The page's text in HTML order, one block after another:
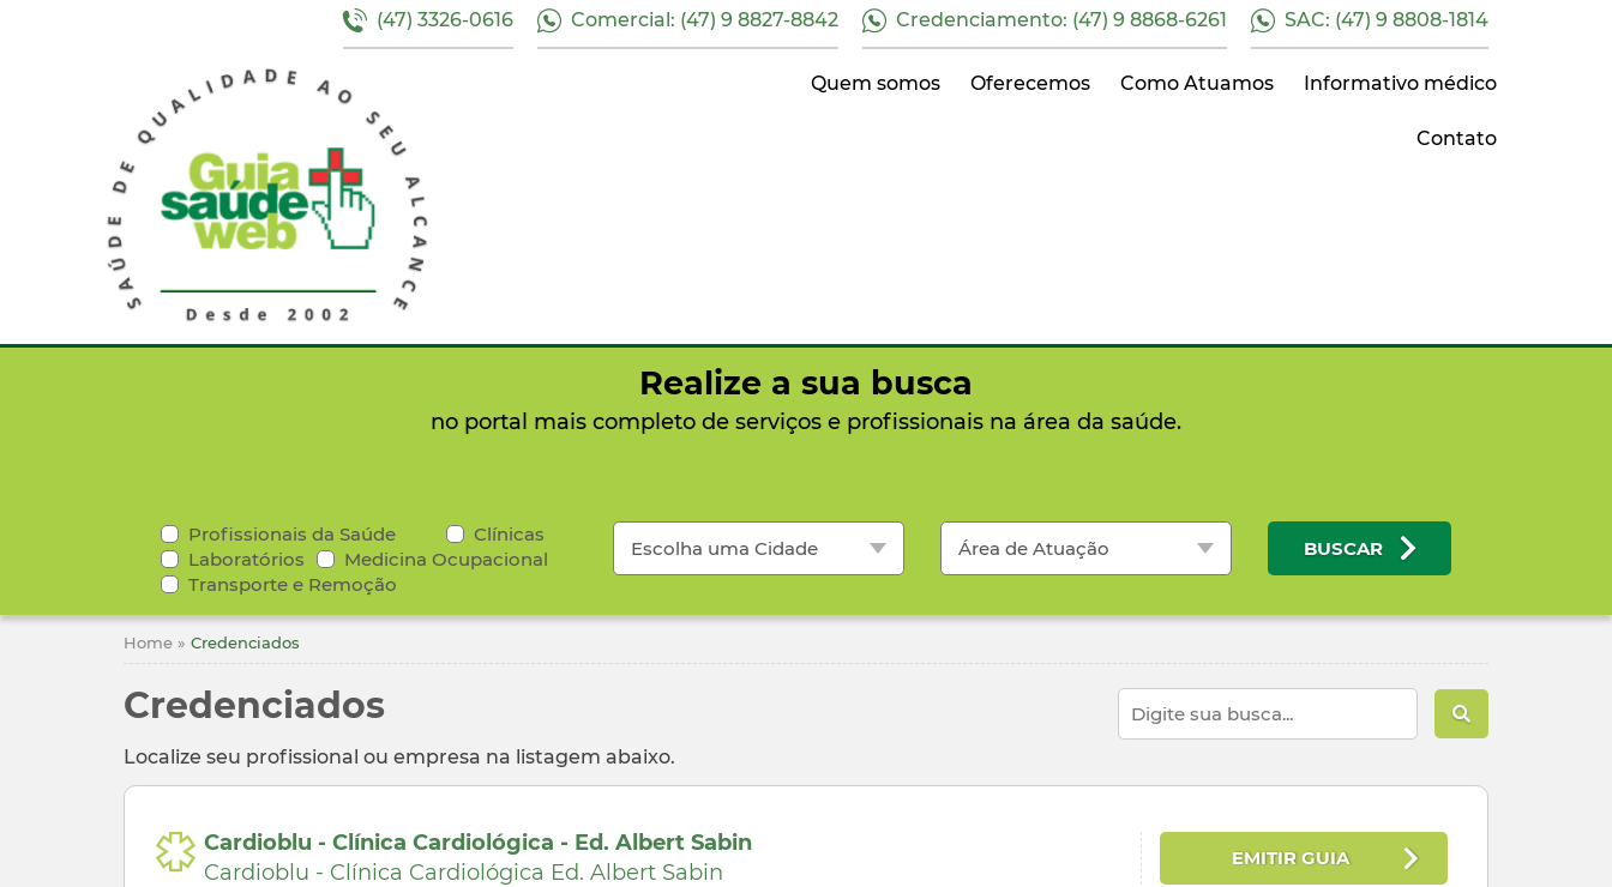
(47) 3326-0616 Comercial: (47) 9 8827-8842 Credenciamento: (47) 9 8868-6261 SAC: (47) 9 8808-1814
Quem somos Oferecemos Como Atuamos Informativo médico
Contato
Realize a sua busca
no portal mais completo de serviços e profissionais na área da saúde.
Profissionais da Saúde
Clínicas
Laboratórios
Medicina Ocupacional
Transporte e Remoção
Escolha uma Cidade Área de Atuação BUSCAR
Home » Credenciados
Credenciados
Localize seu profissional ou empresa na listagem abaixo.
Cardioblu - Clínica Cardiológica - Ed. Albert Sabin
Cardioblu - Clínica Cardiológica Ed. Albert Sabin
EMITIR GUIA